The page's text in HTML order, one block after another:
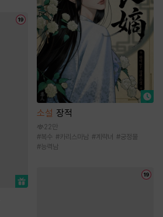
소설 장적
22만
#복수 #카리스마남 #계략녀 #궁정물
#능력남